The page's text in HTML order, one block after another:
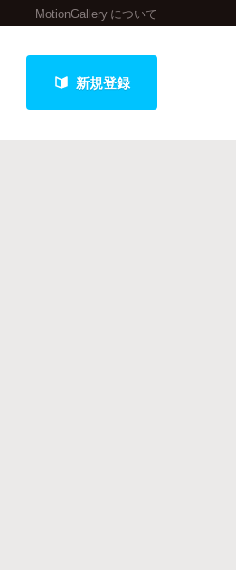
MotionGallery について
新規登録